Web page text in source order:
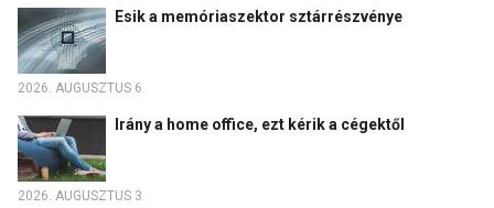
Esik a memóriaszektor sztárrészvénye
2026. AUGUSZTUS 6.
Irány a home office, ezt kérik a cégektől
2026. AUGUSZTUS 3.